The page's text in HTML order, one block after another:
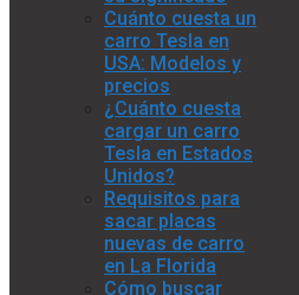
Cuánto cuesta un
carro Tesla en
USA: Modelos y
precios
¿Cuánto cuesta
cargar un carro
Tesla en Estados
Unidos?
Requisitos para
sacar placas
nuevas de carro
en La Florida
Cómo buscar